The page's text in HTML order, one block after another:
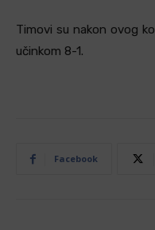
Timovi su nakon ovog
učinkom 8-1.
Facebook